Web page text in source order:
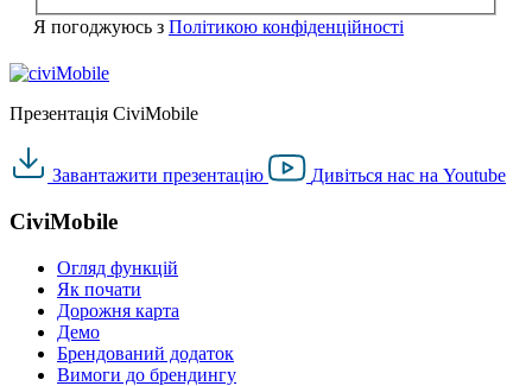
Я погоджуюсь з Політикою конфіденційності
Презентація CiviMobile
Завантажити презентацію Дивіться нас на Youtube
CiviMobile
Огляд функцій
Як почати
Дорожня карта
Демо
Брендований додаток
Вимоги до брендингу